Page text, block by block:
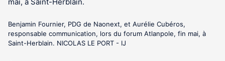
Benjamin Fournier, PDG de Naonext, et Aurélie Cubéros,
responsable communication, lors du forum Atlanpole, fin mai, à
Saint-Herblain. NICOLAS LE PORT - IJ